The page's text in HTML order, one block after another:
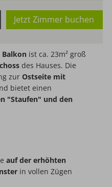
Jetzt Zimmer buchen
Balkon ist ca. 23m² groß
des Hauses. Die
zur Ostseite mit
bietet einen
"Staufen" und den
auf der erhöhten
in vollen Zügen